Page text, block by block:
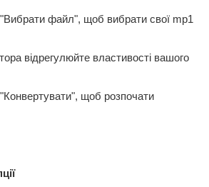
"Вибрати файл", щоб вибрати свої mp1
відрегулюйте властивості вашого
щоб розпочати